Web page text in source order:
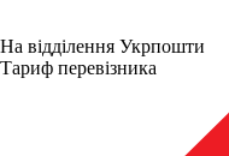
На відділення Укрпошти
Тариф перевізника